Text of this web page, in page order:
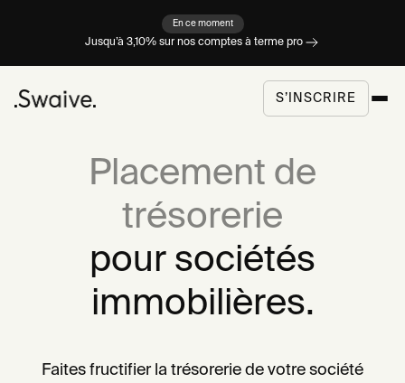
En ce moment
Jusqu’à 3,10% sur nos comptes à terme pro
S’INSCRIRE
Placement de
trésorerie
pour sociétés
immobilières.
Faites fructifier la trésorerie de votre société